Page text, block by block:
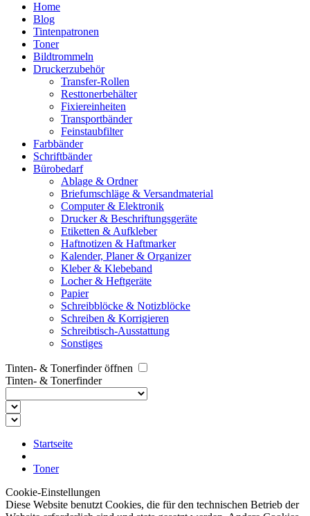
Home
Blog
Tintenpatronen
Toner
Bildtrommeln
Druckerzubehör
Transfer-Rollen
Resttonerbehälter
Fixiereinheiten
Transportbänder
Feinstaubfilter
Farbbänder
Schriftbänder
Bürobedarf
Ablage & Ordner
Briefumschläge & Versandmaterial
Computer & Elektronik
Drucker & Beschriftungsgeräte
Etiketten & Aufkleber
Haftnotizen & Haftmarker
Kalender, Planer & Organizer
Kleber & Klebeband
Locher & Heftgeräte
Papier
Schreibblöcke & Notizblöcke
Schreiben & Korrigieren
Schreibtisch-Ausstattung
Sonstiges
Tinten- & Tonerfinder öffnen
Tinten- & Tonerfinder
Startseite
Toner
Cookie-Einstellungen
Diese Website benutzt Cookies, die für den technischen Betrieb der